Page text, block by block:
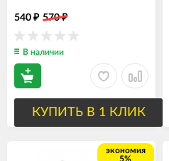
540 ₽ 570₽
В наличии
КУПИТЬ В 1 КЛИК
экономия
5%